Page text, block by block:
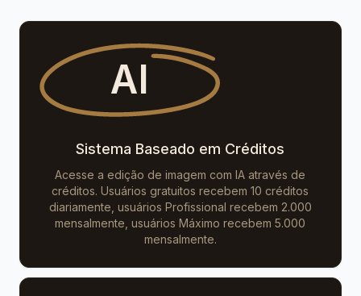
Change all green leaves to red
Change all green leaves to yellow
Change all green leaves to blue
Transformação de Idade
Mude facilmente a idade de uma pessoa com tecnologia
Change age to 16 years old
Change age to 80 years old
AI
Sistema Baseado em Créditos
Acesse a edição de imagem com IA através de
créditos. Usuários gratuitos recebem 10 créditos
diariamente, usuários Profissional recebem 2.000
mensalmente, usuários Máximo recebem 5.000
mensalmente.